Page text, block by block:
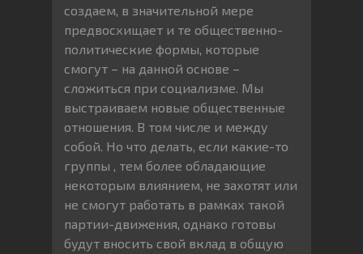
создаем, в значительной мере
предвосхищает и те общественно-
политические формы, которые
смогут – на данной основе –
сложиться при социализме. Мы
выстраиваем новые общественные
отношения. В том числе и между
собой. Но что делать, если какие-то
группы , тем более обладающие
некоторым влиянием, не захотят или
не смогут работать в рамках такой
партии-движения, однако готовы
будут вносить свой вклад в общую